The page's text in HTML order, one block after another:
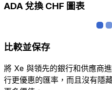
ADA 兌換 CHF 圖表
比較並保存
將 Xe 與領先的銀行和供應商
行更優惠的匯率，而且沒有隱